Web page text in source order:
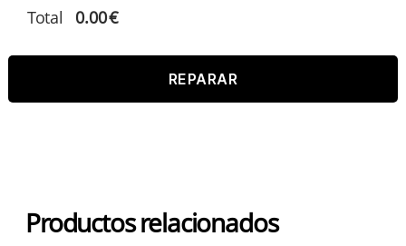
Total 0.00€
REPARAR
Productos relacionados